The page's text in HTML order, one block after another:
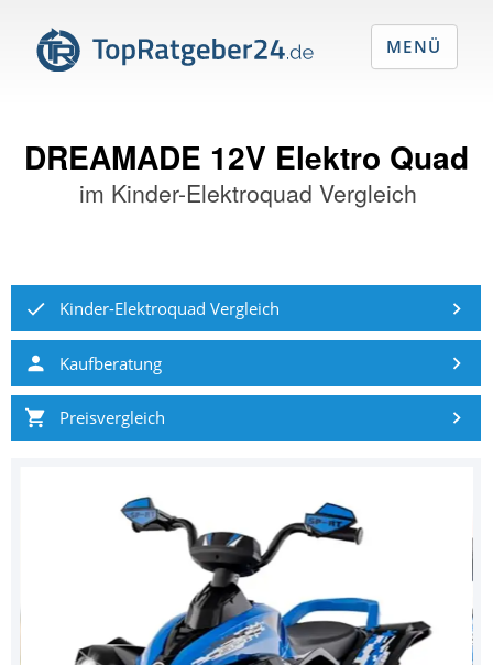
DREAMADE 12V Elektro Quad
im Kinder-Elektroquad Vergleich
Kinder-Elektroquad Vergleich
Kaufberatung
Preisvergleich
MENÜ